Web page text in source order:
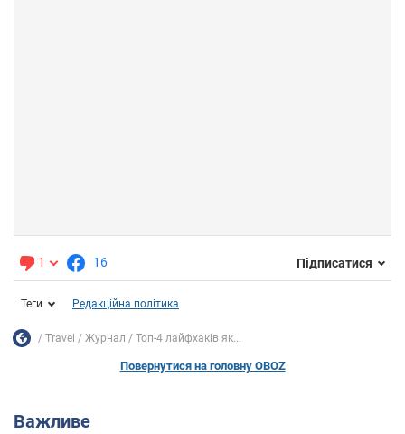
1 16 Підписатися
Теги Редакційна політика
Travel Журнал Топ-4 лайфхаків як...
Повернутися на головну OBOZ
Важливе